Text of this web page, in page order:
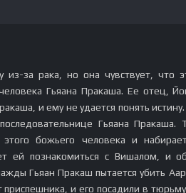
из-за рака, но она чувствует, что
Гьяана Пракаша. Ее отец,
и ему не удается понять
Гьяана
божьего человека и
ей познакомиться с Вишалом, и
Гьяан Пракаш пытается убить
и его посадили в